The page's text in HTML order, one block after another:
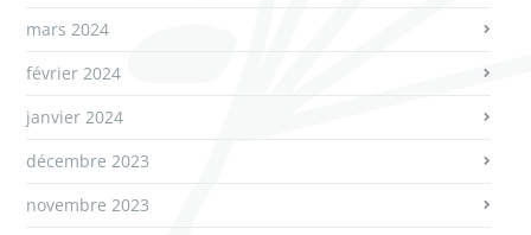
mars 2024
février 2024
janvier 2024
décembre 2023
novembre 2023